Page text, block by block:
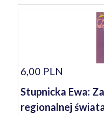
6,00 PLN
Stupnicka Ewa:
regionalnej